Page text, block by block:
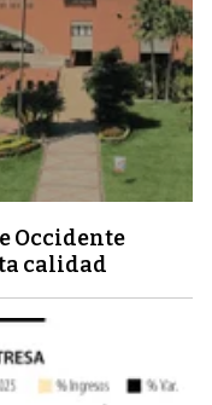
Occidente
calidad